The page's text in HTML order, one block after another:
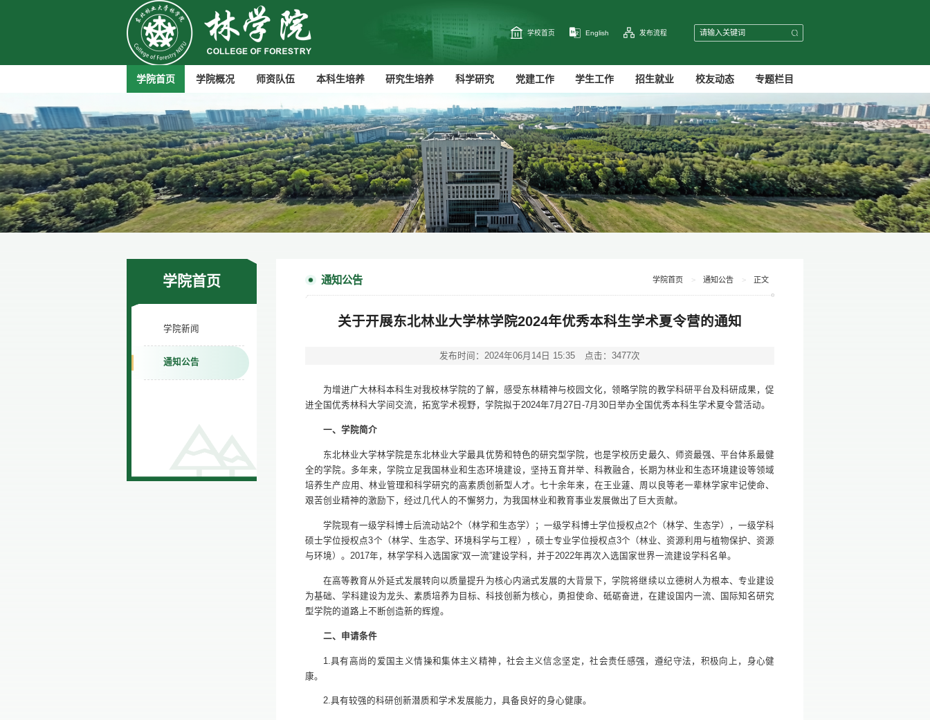
学校首页 English 发布流程
学院首页 学院概况 师资队伍 本科生培养 研究生培养 科学研究 党建工作 学生工作 招生就业 校友动态 专题栏目
学院首页
学院新闻
通知公告
通知公告 学院首页 > 通知公告 > 正文
关于开展东北林业大学林学院2024年优秀本科生学术夏令营的通知
发布时间：2024年06月14日 15:35 点击：3477次
为增进广大林科本科生对我校林学院的了解，感受东林精神与校园文化，领略学院的教学科研平台及科研成果，促
进全国优秀林科大学间交流，拓宽学术视野，学院拟于2024年7月27日-7月30日举办全国优秀本科生学术夏令营活动。
一、学院简介
东北林业大学林学院是东北林业大学最具优势和特色的研究型学院，也是学校历史最久、师资最强、平台体系最健
全的学院。多年来，学院立足我国林业和生态环境建设，坚持五育并举、科教融合，长期为林业和生态环境建设等领域
培养生产应用、林业管理和科学研究的高素质创新型人才。七十余年来，在王业蘧、周以良等老一辈林学家牢记使命、
艰苦创业精神的激励下，经过几代人的不懈努力，为我国林业和教育事业发展做出了巨大贡献。
学院现有一级学科博士后流动站2个（林学和生态学）；一级学科博士学位授权点2个（林学、生态学），一级学科
硕士学位授权点3个（林学、生态学、环境科学与工程），硕士专业学位授权点3个（林业、资源利用与植物保护、资源
与环境）。2017年，林学学科入选国家“双一流”建设学科，并于2022年再次入选国家世界一流建设学科名单。
在高等教育从外延式发展转向以质量提升为核心内涵式发展的大背景下，学院将继续以立德树人为根本、专业建设
为基础、学科建设为龙头、素质培养为目标、科技创新为核心，勇担使命、砥砺奋进，在建设国内一流、国际知名研究
型学院的道路上不断创造新的辉煌。
二、申请条件
1.具有高尚的爱国主义情操和集体主义精神，社会主义信念坚定，社会责任感强，遵纪守法，积极向上，身心健
康。
2.具有较强的科研创新潜质和学术发展能力，具备良好的身心健康。